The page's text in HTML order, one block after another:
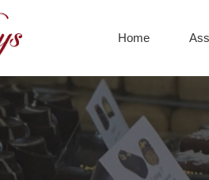
Home